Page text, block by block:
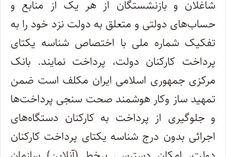
شاغلان و بازنشستگان از هر یک از منابع و
حساب‌های دولتی و متعلق به دولت نزد خود را به
تفکیک شماره ملی با اختصاص شناسه یکتای
پرداخت کارکنان دولت، پرداخت نمایند. بانک
مرکزی جمهوری اسلامی ایران مکلف است ضمن
تمهید ساز وکار هوشمند صحت سنجی پرداخت‌ها
و جلوگیری از پرداخت به کارکنان دستگاه‌های
اجرائی بدون درج شناسه یکتای پرداخت کارکنان